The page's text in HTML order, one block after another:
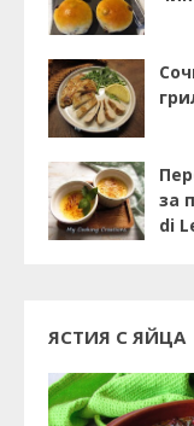
за
di
ЯСТИЯ С ЯЙЦА